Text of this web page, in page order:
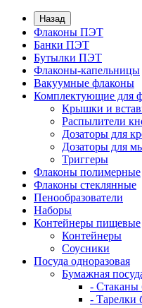
Назад
Флаконы ПЭТ
Банки ПЭТ
Бутылки ПЭТ
Флаконы-капельницы
Вакуумные флаконы
Комплектующие для
Крышки и
Распылители
Дозаторы для
Дозаторы для
Триггеры
Флаконы полимерные
Флаконы стеклянные
Пенообразователи
Наборы
Контейнеры пищевые
Контейнеры
Соусники
Посуда одноразовая
Бумажная
- Стаканы
- Тарелки